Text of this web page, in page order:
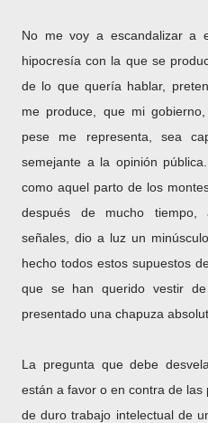
No me voy a escandalizar a
hipocresía con la que se
de lo que quería hablar,
me produce, que mi
pese me representa, sea
semejante a la opinión
como aquel parto de los
después de mucho tiempo,
señales, dio a luz un
hecho todos estos supuestos
que se han querido vestir
presentado una chapuza
La pregunta que debe
están a favor o en contra de
de duro trabajo intelectual de